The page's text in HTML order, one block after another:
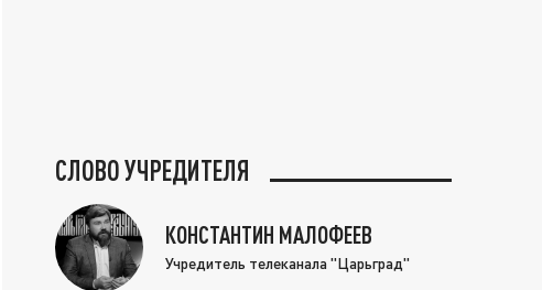
СЛОВО УЧРЕДИТЕЛЯ
КОНСТАНТИН МАЛОФЕЕВ
Учредитель телеканала "Царьград"